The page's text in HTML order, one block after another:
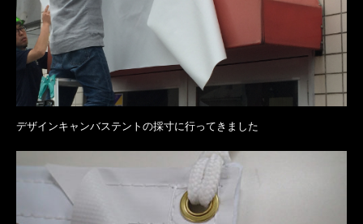
デザインキャンバステントの採寸に行ってきました